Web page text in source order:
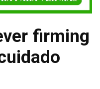
firming